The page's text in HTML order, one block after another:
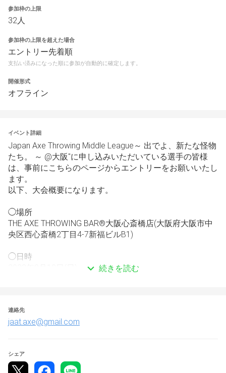
参加枠の上限
32人
参加枠の上限を超えた場合
エントリー先着順
支払い済みになった順に参加が自動的に確定します。
開催形式
オフライン
イベント詳細
Japan Axe Throwing Middle League～ 出でよ、新たな怪物
たち。 ～ @大阪"に申し込みいただいている選手の皆様
は、事前にこちらのページからエントリーをお願いいたし
ます。
以下、大会概要になります。
◯場所
THE AXE THROWING BAR®︎大阪心斎橋店(大阪府大阪市中
央区西心斎橋2丁目4-7新福ビルB1)
◯日時
4,000円
2位：10,000円
3位：5,000円
続きを読む
連絡先
jaat.axe@gmail.com
シェア